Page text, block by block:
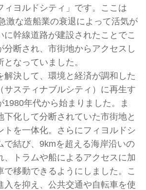
ィヨルドシティ」です。ここは
激な造船業の衰退によって活気が
に幹線道路が建設されたことでこ
分断され、市街地からアクセスし
なっていました。
解決して、環境と経済が調和した
サスティナブルシティ）に再生す
1980年代から始まりました。ま
下化して分断されていた市街地と
トを一体化。さらにフィヨルドシ
で結び、9kmを超える海岸沿いの
、トラムや船によるアクセスに加
で移動できるようにしました。こ
入を抑え、公共交通や自転車を使